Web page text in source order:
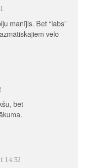
manījis. Bet “labs”
velo
bet
14:32